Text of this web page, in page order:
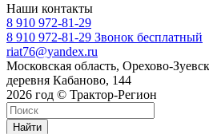
Наши контакты
8 910 972-81-29
8 910 972-81-29 Звонок бесплатный
riat76@yandex.ru
Московская область, Орехово-
деревня Кабаново, 144
2026 год © Трактор-Регион
Найти